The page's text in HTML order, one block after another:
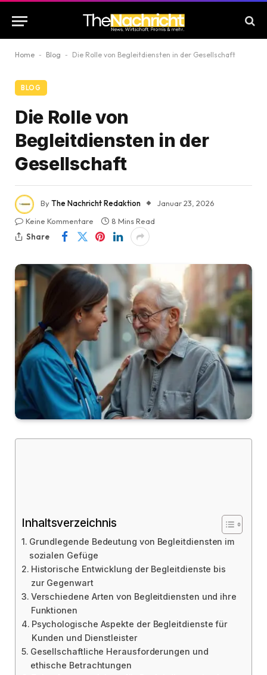
Home - Blog - Die Rolle von Begleitdiensten in der Gesellschaft
BLOG
Die Rolle von
Begleitdiensten in der
Gesellschaft
ByThe Nachricht Redaktion
Januar 23, 2026
Keine Kommentare
8 Mins Read
Share
Inhaltsverzeichnis
Grundlegende Bedeutung von Begleitdiensten im
sozialen Gefüge
Historische Entwicklung der Begleitdienste bis
zur Gegenwart
Verschiedene Arten von Begleitdiensten und ihre
Funktionen
Psychologische Aspekte der Begleitdienste für
Kunden und Dienstleister
Gesellschaftliche Herausforderungen und
ethische Betrachtungen